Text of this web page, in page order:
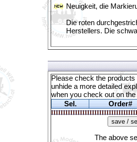
Neuigkeit, die
Die roten
Herstellers. Die
Please check the
unhide a more detailed
when you check out on
Sel.
Order#
The above